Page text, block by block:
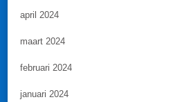
april 2024
maart 2024
februari 2024
januari 2024